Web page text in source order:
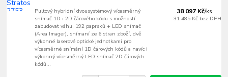
Pultový hybridní dvousystémový vícesměrný
snímač 1D i 2D čárového kódu s možností
zabudovat váhu, 192 paprsků + LED snímač
(Area Imager), snímaní ze 6 stran zboží, dvě
výkonné laserové optické jednotkami pro
vícesměrné snímání 1D čárových kódů a navíc i
výkonný vícesměrný LED snímač 2D čárových
kódů...
38 097 Kč/ks
31 485 Kč bez DPH